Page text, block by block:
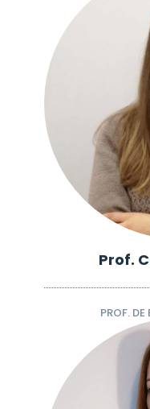
Prof.
PROF.